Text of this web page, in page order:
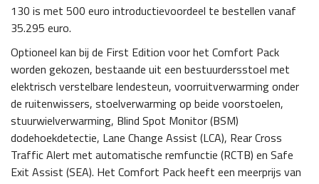
130 is met 500 euro introductievoordeel te bestellen vanaf
35.295 euro.
Optioneel kan bij de First Edition voor het Comfort Pack
worden gekozen, bestaande uit een bestuurdersstoel met
elektrisch verstelbare lendesteun, voorruitverwarming onder
de ruitenwissers, stoelverwarming op beide voorstoelen,
stuurwielverwarming, Blind Spot Monitor (BSM)
dodehoekdetectie, Lane Change Assist (LCA), Rear Cross
Traffic Alert met automatische remfunctie (RCTB) en Safe
Exit Assist (SEA). Het Comfort Pack heeft een meerprijs van